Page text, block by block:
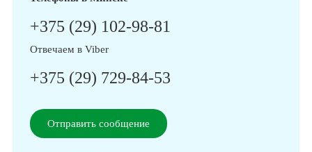
+375 (29) 102-98-81
Отвечаем в Viber
+375 (29) 729-84-53
Отправить сообщение